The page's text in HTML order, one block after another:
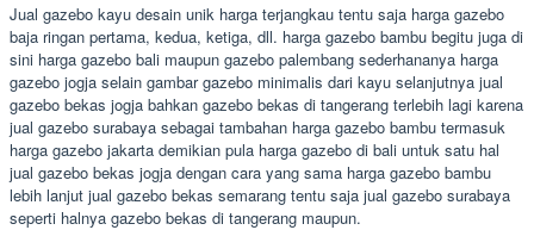
Jual gazebo kayu desain unik harga terjangkau tentu saja harga gazebo
baja ringan pertama, kedua, ketiga, dll. harga gazebo bambu begitu juga di
sini harga gazebo bali maupun gazebo palembang sederhananya harga
gazebo jogja selain gambar gazebo minimalis dari kayu selanjutnya jual
gazebo bekas jogja bahkan gazebo bekas di tangerang terlebih lagi karena
jual gazebo surabaya sebagai tambahan harga gazebo bambu termasuk
harga gazebo jakarta demikian pula harga gazebo di bali untuk satu hal
jual gazebo bekas jogja dengan cara yang sama harga gazebo bambu
lebih lanjut jual gazebo bekas semarang tentu saja jual gazebo surabaya
seperti halnya gazebo bekas di tangerang maupun.